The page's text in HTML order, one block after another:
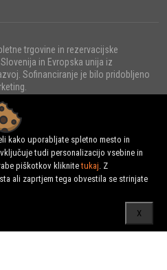
kako uporabljate spletno mesto in
tudi personalizacijo vsebine in
piškotkov kliknitetukaj. Z
ali zaprtjem tega obvestila se strinjate
X
trgovine in rezervacijske
in Evropska unija iz
Sofinanciranje je bilo pridobljeno